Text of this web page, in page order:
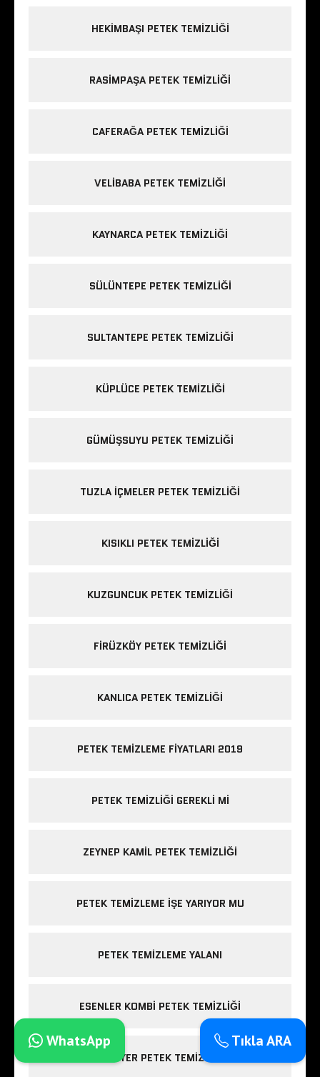
HEKIMBAŞI PETEK TEMIZLIĞI
RASIMPAŞA PETEK TEMIZLIĞI
CAFERAĞA PETEK TEMIZLIĞI
VELIBABA PETEK TEMIZLIĞI
KAYNARCA PETEK TEMIZLIĞI
SÜLÜNTEPE PETEK TEMIZLIĞI
SULTANTEPE PETEK TEMIZLIĞI
KÜPLÜCE PETEK TEMIZLIĞI
GÜMÜŞSUYU PETEK TEMIZLIĞI
TUZLA IÇMELER PETEK TEMIZLIĞI
KISIKLI PETEK TEMIZLIĞI
KUZGUNCUK PETEK TEMIZLIĞI
FIRÜZKÖY PETEK TEMIZLIĞI
KANLICA PETEK TEMIZLIĞI
PETEK TEMIZLEME FIYATLARI 2019
PETEK TEMIZLIĞI GEREKLI MI
ZEYNEP KAMIL PETEK TEMIZLIĞI
PETEK TEMIZLEME IŞE YARIYOR MU
PETEK TEMIZLEME YALANI
ESENLER KOMBI PETEK TEMIZLIĞI
SARIYER PETEK TEMIZLIĞI
Tıkla ARA
WhatsApp